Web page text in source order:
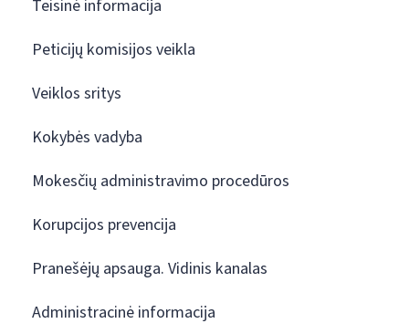
Teisinė informacija
Peticijų komisijos veikla
Veiklos sritys
Kokybės vadyba
Mokesčių administravimo procedūros
Korupcijos prevencija
Pranešėjų apsauga. Vidinis kanalas
Administracinė informacija